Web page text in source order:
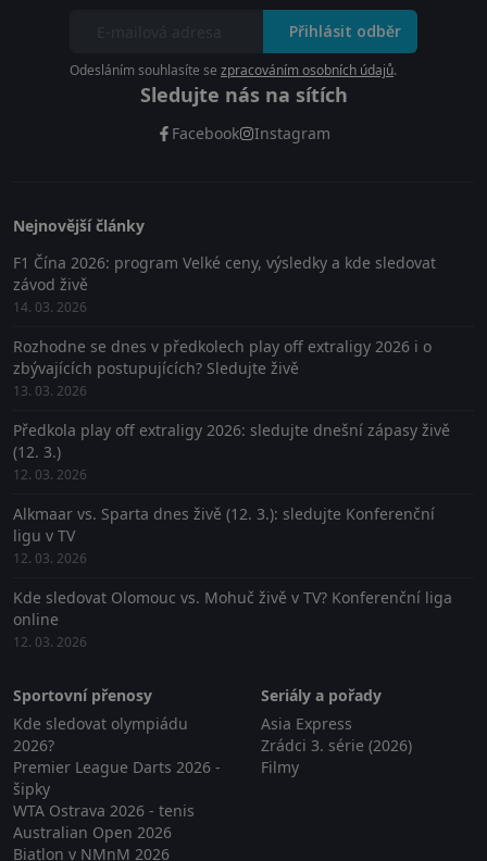
Přihlásit odběr
Odesláním souhlasíte se zpracováním osobních údajů.
Sledujte nás na sítích
Facebook Instagram
Nejnovější články
F1 Čína 2026: program Velké ceny, výsledky a kde sledovat
závod živě
14. 03. 2026
Rozhodne se dnes v předkolech play off extraligy 2026 i o
zbývajících postupujících? Sledujte živě
13. 03. 2026
Předkola play off extraligy 2026: sledujte dnešní zápasy živě
(12. 3.)
12. 03. 2026
Alkmaar vs. Sparta dnes živě (12. 3.): sledujte Konferenční
ligu v TV
12. 03. 2026
Kde sledovat Olomouc vs. Mohuč živě v TV? Konferenční liga
online
12. 03. 2026
Sportovní přenosy
Kde sledovat olympiádu
2026?
Premier League Darts 2026 -
šipky
WTA Ostrava 2026 - tenis
Australian Open 2026
Biatlon v NMnM 2026
Seriály a pořady
Asia Express
Zrádci 3. série (2026)
Filmy